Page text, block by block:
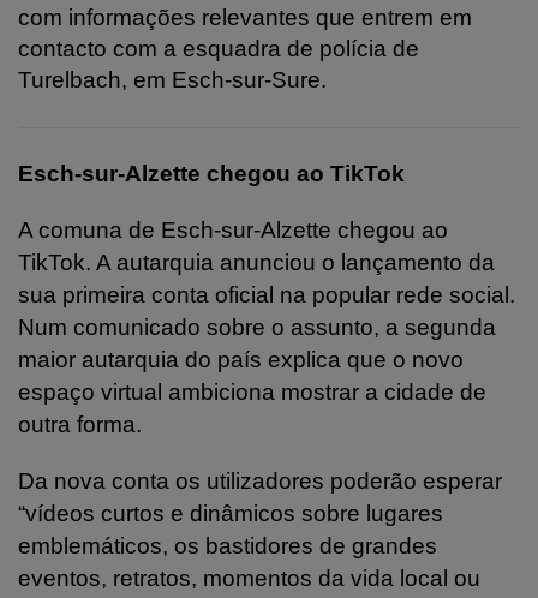
com informações relevantes que entrem em
contacto com a esquadra de polícia de
Turelbach, em Esch-sur-Sure.
Esch-sur-Alzette chegou ao TikTok
A comuna de Esch-sur-Alzette chegou ao
TikTok. A autarquia anunciou o lançamento da
sua primeira conta oficial na popular rede social.
Num comunicado sobre o assunto, a segunda
maior autarquia do país explica que o novo
espaço virtual ambiciona mostrar a cidade de
outra forma.
Da nova conta os utilizadores poderão esperar
“vídeos curtos e dinâmicos sobre lugares
emblemáticos, os bastidores de grandes
eventos, retratos, momentos da vida local ou